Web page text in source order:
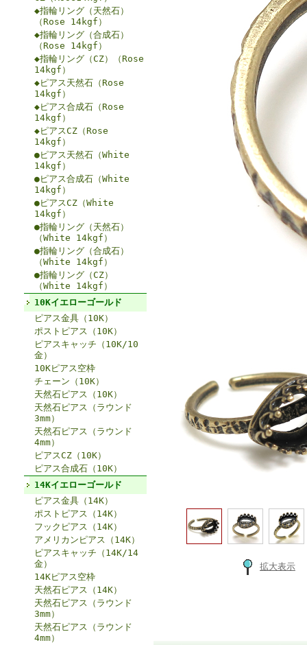
◆指輪リング（天然石）
（Rose 14kgf）
◆指輪リング（合成石）
（Rose 14kgf）
◆指輪リング（CZ）（Rose
14kgf）
◆ピアス天然石（Rose
14kgf）
◆ピアス合成石（Rose
14kgf）
◆ピアスCZ（Rose
14kgf）
●ピアス天然石（White
14kgf）
●ピアス合成石（White
14kgf）
●ピアスCZ（White
14kgf）
●指輪リング（天然石）
（White 14kgf）
●指輪リング（合成石）
（White 14kgf）
●指輪リング（CZ）
（White 14kgf）
10Kイエローゴールド
ピアス金具（10K）
ポストピアス（10K）
ピアスキャッチ（10K/10
金）
10Kピアス空枠
チェーン（10K）
天然石ピアス（10K）
天然石ピアス（ラウンド
3mm）
天然石ピアス（ラウンド
4mm）
ピアスCZ（10K）
ピアス合成石（10K）
14Kイエローゴールド
ピアス金具（14K）
ポストピアス（14K）
フックピアス（14K）
アメリカンピアス（14K）
ピアスキャッチ（14K/14
金）
14Kピアス空枠
天然石ピアス（14K）
天然石ピアス（ラウンド
3mm）
天然石ピアス（ラウンド
4mm）
拡大表示